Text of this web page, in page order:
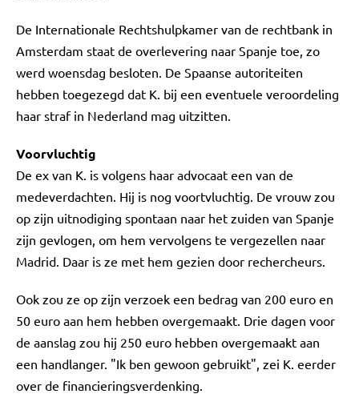
De Internationale Rechtshulpkamer van de rechtbank in
Amsterdam staat de overlevering naar Spanje toe, zo
werd woensdag besloten. De Spaanse autoriteiten
hebben toegezegd dat K. bij een eventuele veroordeling
haar straf in Nederland mag uitzitten.
Voorvluchtig
De ex van K. is volgens haar advocaat een van de
medeverdachten. Hij is nog voortvluchtig. De vrouw zou
op zijn uitnodiging spontaan naar het zuiden van Spanje
zijn gevlogen, om hem vervolgens te vergezellen naar
Madrid. Daar is ze met hem gezien door rechercheurs.
Ook zou ze op zijn verzoek een bedrag van 200 euro en
50 euro aan hem hebben overgemaakt. Drie dagen voor
de aanslag zou hij 250 euro hebben overgemaakt aan
een handlanger. "Ik ben gewoon gebruikt", zei K. eerder
over de financieringsverdenking.